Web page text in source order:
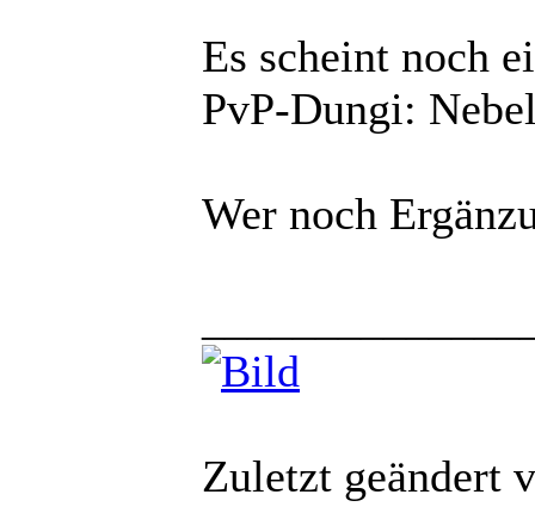
Es scheint noch
PvP-Dungi:
Wer noch
Zuletzt geändert